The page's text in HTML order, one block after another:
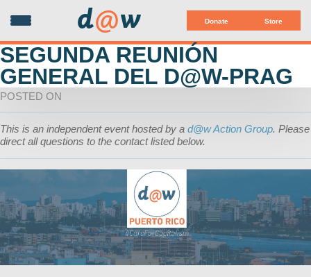
Donate Store
d@w
SEGUNDA REUNIÓN
GENERAL DEL D@W-PRAG
POSTED ON
This is an independent event hosted by a d@w Action Group. Please
direct all questions to the contact listed below.